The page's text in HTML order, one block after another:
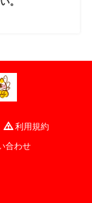
利用規約
合わせ